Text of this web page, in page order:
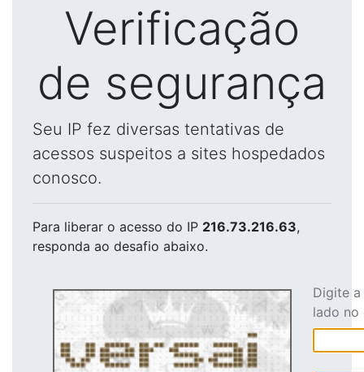
Verificação
de segurança
Seu IP fez diversas tentativas de
acessos suspeitos a sites hospedados
conosco.
Para liberar o acesso do IP 216.73.216.63,
responda ao desafio abaixo.
Digite
lado no